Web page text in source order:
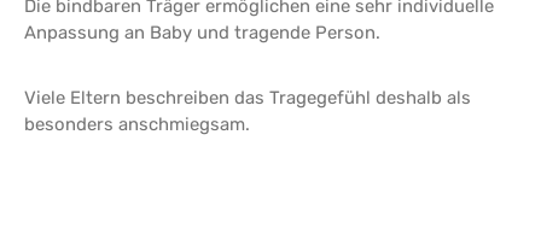
Die bindbaren Träger ermöglichen eine sehr individuelle
Anpassung an Baby und tragende Person.
Viele Eltern beschreiben das Tragegefühl deshalb als
besonders anschmiegsam.